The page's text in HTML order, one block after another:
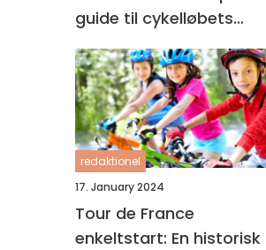
guide til cykelløbets
mest eftertragtede pris
redaktionel
17. January 2024
Tour de France
enkeltstart: En historisk